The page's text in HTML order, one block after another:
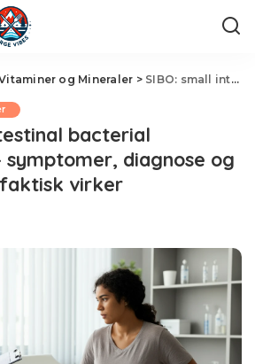
og Mineraler > SIBO: small intestinal bacterial overgrowth — symptomer, diagnose og kosthold som faktisk virker
bacterial
diagnose og
virker